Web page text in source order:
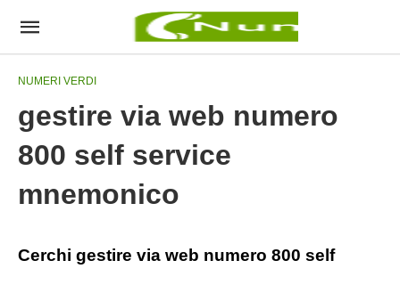
NUMERI VERDI
gestire via web numero
800 self service
mnemonico
Cerchi gestire via web numero 800 self